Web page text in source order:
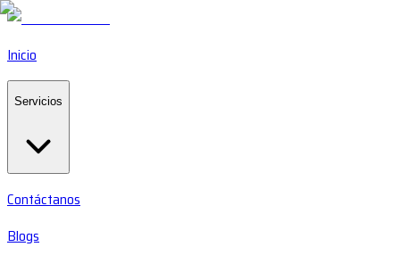
Inicio
Servicios
Contáctanos
Blogs